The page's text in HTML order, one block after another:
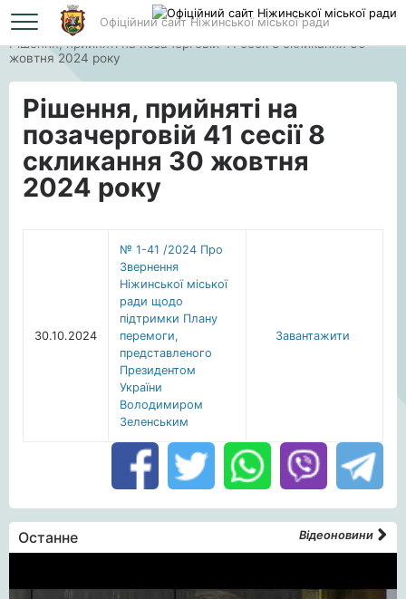
Офіційний сайт Ніжинської міської ради
Головна
Рішення, прийняті на позачерговій 41 сесії 8 скликання 30
жовтня 2024 року
Рішення, прийняті на
позачерговій 41 сесії 8
скликання 30 жовтня
2024 року
30.10.2024
№ 1-41 /2024 Про
Звернення
Ніжинської міської
ради щодо
підтримки Плану
перемоги,
представленого
Президентом
України
Володимиром
Зеленським
Завантажити
Останне Відеоновини